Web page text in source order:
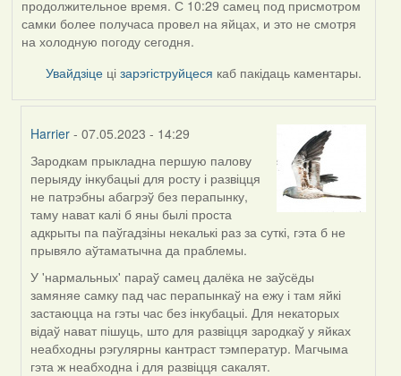
продолжительное время. С 10:29 самец под присмотром
самки более получаса провел на яйцах, и это не смотря
на холодную погоду сегодня.
Увайдзіце цізарэгіструйцеся каб пакідаць каментары.
Harrier - 07.05.2023 - 14:29
In
reply
to
by
ZNR
Зародкам прыкладна першую палову
перыяду інкубацыі для росту і развіцця
не патрэбны абагрэў без перапынку,
таму нават калі б яны былі проста
адкрыты па паўгадзіны некалькі раз за суткі, гэта б не
прывяло аўтаматычна да праблемы.
У 'нармальных' параў самец далёка не заўсёды
замяняе самку пад час перапынкаў на ежу і там яйкі
застаюцца на гэты час без інкубацыі. Для некаторых
відаў нават пішуць, што для развіцця зародкаў у яйках
неабходны рэгулярны кантраст тэмператур. Магчыма
гэта ж неабходна і для развіцця сакалят.